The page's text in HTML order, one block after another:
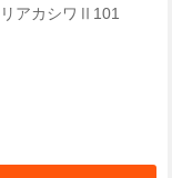
アカシワⅡ101